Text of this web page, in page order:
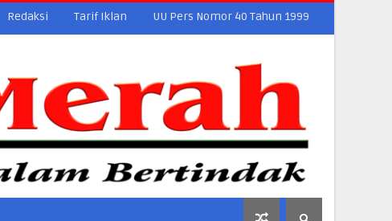
Redaksi Tarif Iklan UU Pers Nomor 40 Tahun 1999